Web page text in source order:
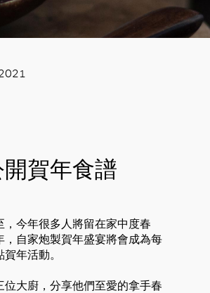
賀年食譜
，今年很多人將留在家中度春
，自家炮製賀年盛宴將會成為每
年活動。
位大廚，分享他們至愛的拿手春